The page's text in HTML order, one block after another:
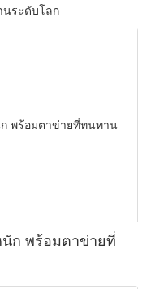
นระดับโลก
ก พร้อมตาข่ายที่